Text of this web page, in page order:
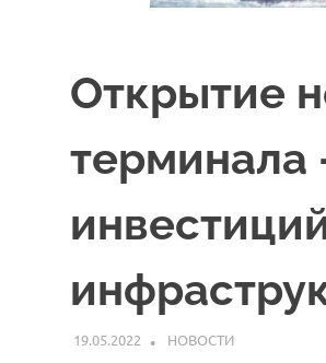
Открытие
19.05.2022 ARPP
НОВОСТИ